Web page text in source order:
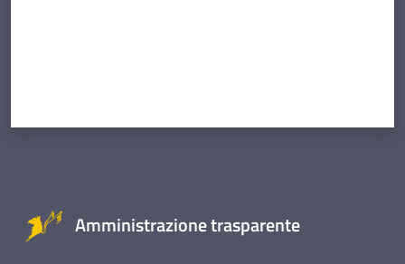
Amministrazione trasparente